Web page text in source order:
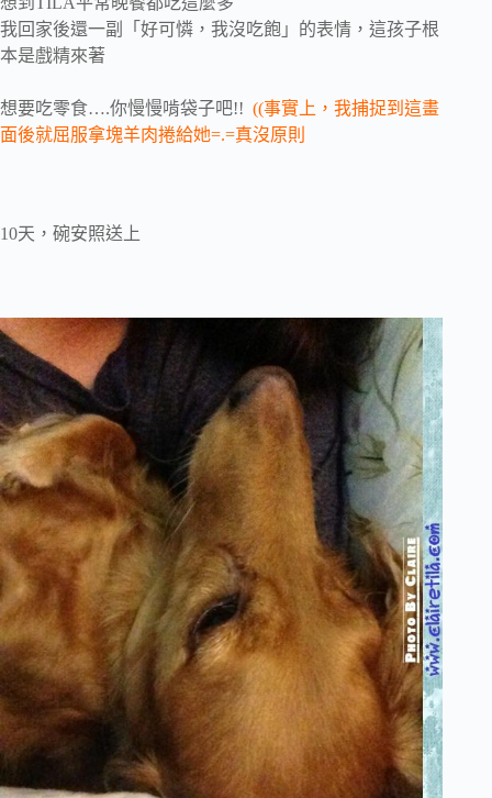
我回家後還一副「好可憐，我沒吃飽」的表情，這孩子根
本是戲精來著
想要吃零食….你慢慢啃袋子吧!! ((事實上，我捕捉到這畫
面後就屈服拿塊羊肉捲給她=.=真沒原則
10天，碗安照送上